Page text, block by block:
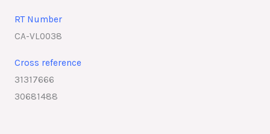
RT Number
CA-VL0038
Cross reference
31317666
30681488